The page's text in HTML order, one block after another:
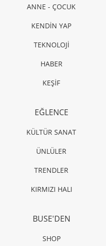
ANNE - ÇOCUK
KENDİN YAP
TEKNOLOJİ
HABER
KEŞİF
EĞLENCE
KÜLTÜR SANAT
ÜNLÜLER
TRENDLER
KIRMIZI HALI
BUSE'DEN
SHOP